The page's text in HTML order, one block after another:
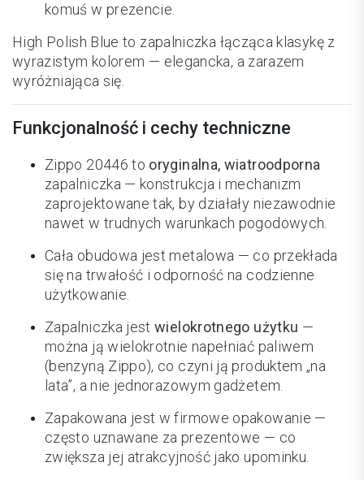
komuś w prezencie.
High Polish Blue to zapalniczka łącząca klasykę z
wyrazistym kolorem — elegancka, a zarazem
wyróżniająca się.
Funkcjonalność i cechy techniczne
Zippo 20446 to oryginalna, wiatroodporna
zapalniczka — konstrukcja i mechanizm
zaprojektowane tak, by działały niezawodnie
nawet w trudnych warunkach pogodowych.
Cała obudowa jest metalowa — co przekłada
się na trwałość i odporność na codzienne
użytkowanie.
Zapalniczka jestwielokrotnego użytku —
można ją wielokrotnie napełniać paliwem
(benzyną Zippo), co czyni ją produktem „na
lata”, a nie jednorazowym gadżetem.
Zapakowana jest w firmowe opakowanie —
często uznawane za prezentowe — co
zwiększa jej atrakcyjność jako upominku.